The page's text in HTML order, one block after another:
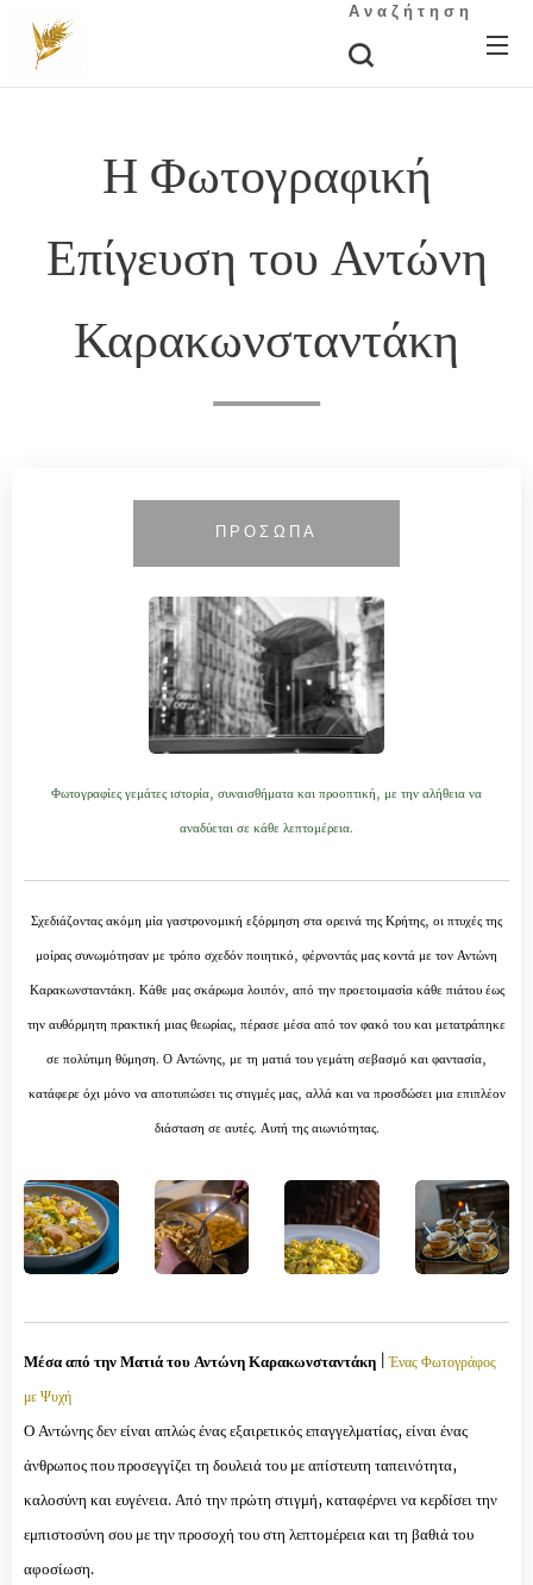
Αναζήτηση
Η Φωτογραφική
Επίγευση του Αντώνη
Καρακωνσταντάκη
ΠΡΟΣΩΠΑ
Φωτογραφίες γεμάτες ιστορία, συναισθήματα και προοπτική, με την αλήθεια να
αναδύεται σε κάθε λεπτομέρεια.
Σχεδιάζοντας ακόμη μία γαστρονομική εξόρμηση στα ορεινά της Κρήτης, οι πτυχές της
μοίρας συνωμότησαν με τρόπο σχεδόν ποιητικό, φέρνοντάς μας κοντά με τον Αντώνη
Καρακωνσταντάκη. Κάθε μας σκάρωμα λοιπόν, από την προετοιμασία κάθε πιάτου έως
την αυθόρμητη πρακτική μιας θεωρίας, πέρασε μέσα από τον φακό του και μετατράπηκε
σε πολύτιμη θύμηση. Ο Αντώνης, με τη ματιά του γεμάτη σεβασμό και φαντασία,
κατάφερε όχι μόνο να αποτυπώσει τις στιγμές μας, αλλά και να προσδώσει μια επιπλέον
διάσταση σε αυτές. Αυτή της αιωνιότητας.
Μέσα από την Ματιά του Αντώνη Καρακωνσταντάκη |Ένας Φωτογράφος
με Ψυχή
Ο Αντώνης δεν είναι απλώς ένας εξαιρετικός επαγγελματίας, είναι ένας
άνθρωπος που προσεγγίζει τη δουλειά του με απίστευτη ταπεινότητα,
καλοσύνη και ευγένεια. Από την πρώτη στιγμή, καταφέρνει να κερδίσει την
εμπιστοσύνη σου με την προσοχή του στη λεπτομέρεια και τη βαθιά του
αφοσίωση.